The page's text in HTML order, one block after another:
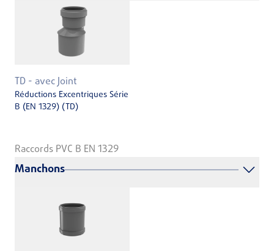
TD - avec Joint
Réductions Excentriques Série
B (EN 1329) (TD)
Raccords PVC B EN 1329
Manchons